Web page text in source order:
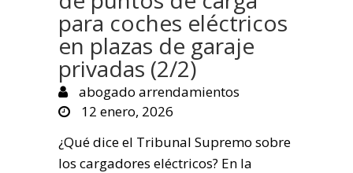
para coches eléctricos
en plazas de garaje
privadas (2/2)
abogado arrendamientos
12 enero, 2026
¿Qué dice el Tribunal Supremo sobre
los cargadores eléctricos? En la